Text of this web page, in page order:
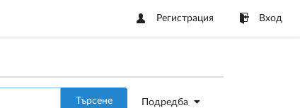
Регистрация Вход
Подредба
Търсене